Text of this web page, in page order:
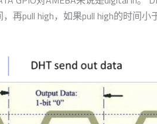
再pull high，如果pull high的时间